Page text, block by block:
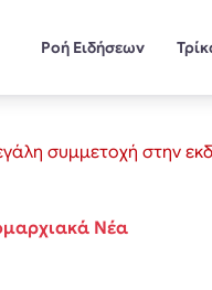
Ροή Ειδήσεων
συμμετοχή στην
Νέα